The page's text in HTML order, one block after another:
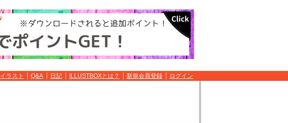
イラスト Q&A 日記 ILLUSTBOXとは？ 新規会員登録 ログイン